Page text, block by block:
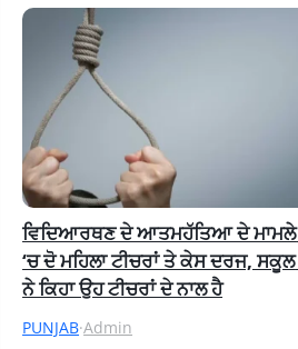
ਵਿਦਿਆਰਥਣ ਦੇ ਆਤਮਹੱਤਿਆ ਦੇ ਮਾਮਲੇ
‘ਚ ਦੋ ਮਹਿਲਾ ਟੀਚਰਾਂ ਤੇ ਕੇਸ ਦਰਜ, ਸਕੂਲ
ਨੇ ਕਿਹਾ ਉਹ ਟੀਚਰਾਂ ਦੇ ਨਾਲ ਹੈ
PUNJAB·Admin